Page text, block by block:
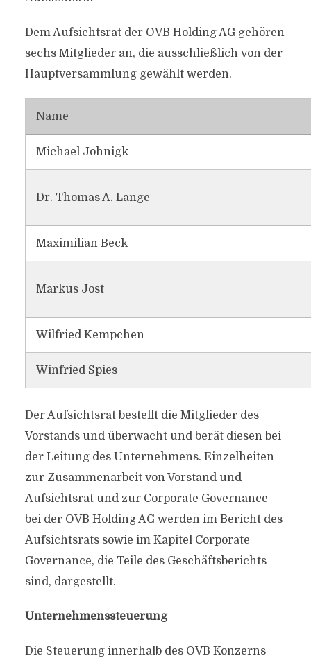
Dem Aufsichtsrat der OVB Holding AG gehören
sechs Mitglieder an, die ausschließlich von der
Hauptversammlung gewählt werden.
Name
Michael Johnigk
Dr. Thomas A. Lange
Maximilian Beck
Markus Jost
Wilfried Kempchen
Winfried Spies
Der Aufsichtsrat bestellt die Mitglieder des
Vorstands und überwacht und berät diesen bei
der Leitung des Unternehmens. Einzelheiten
zur Zusammenarbeit von Vorstand und
Aufsichtsrat und zur Corporate Governance
bei der OVB Holding AG werden im Bericht des
Aufsichtsrats sowie im Kapitel Corporate
Governance, die Teile des Geschäftsberichts
sind, dargestellt.
Unternehmenssteuerung
Die Steuerung innerhalb des OVB Konzerns